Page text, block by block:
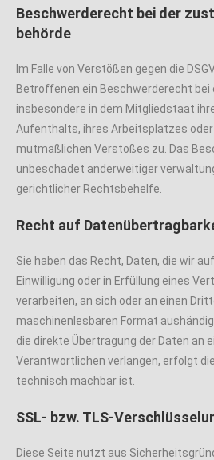
Beschwerde­recht bei der
behörde
Im Falle von Verstößen gegen die
Betroffenen ein Beschwerderecht
insbesondere in dem Mitgliedstaat
Aufenthalts, ihres Arbeitsplatzes
mutmaßlichen Verstoßes zu. Das
unbeschadet anderweitiger
gerichtlicher Rechtsbehelfe.
Recht auf
Sie haben das Recht, Daten, die wir
Einwilligung oder in Erfüllung eines
verarbeiten, an sich oder an einen
maschinenlesbaren Format
die direkte Übertragung der Daten an
Verantwortlichen verlangen, erfolgt
technisch machbar ist.
SSL- bzw. TLS-
Diese Seite nutzt aus